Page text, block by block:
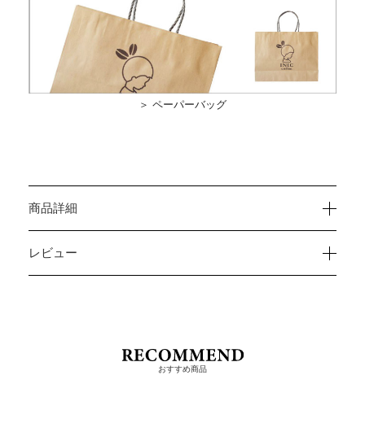
＞ ペーパーバッグ
商品詳細
レビュー
おすすめ商品